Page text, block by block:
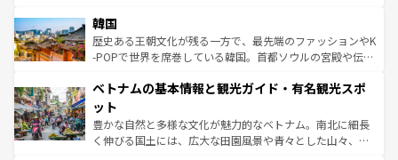
はコンテンツ一覧
いる。アクティビティも充実しており、サーフィンやダイ
ビング、ハイキングなど、アウトドア好きにはたまらな
い。オーストラリアの多彩な魅力を存分に味わいつくそ
参照してほしい。
ン）、静ひつな山岳地帯である台湾東部など、都市の喧騒
と山間の静けさが共存しており、訪れる人に新しい発見と
驚きをもたらしてくれる。また、奥深い台湾の食文化も魅
容にもいいと評判のスイーツなど、バラエティ豊かな料理
照してほしい。
韓国
歴史ある王朝文化が残る一方で、最先端のファッションやK
-POPで世界を席巻している韓国。首都ソウルの宮殿や伝統
き、地方に足を延ばせば四季折々の自然美を楽しむことが
できる。そして、キムチや焼肉、絶品のストリートフード
まで、さまざまな韓国料理が待っている。夜には、韓国な
らではのナイトライフも堪能できる。あたたかいホスピタ
ベトナムの基本情報と観光ガイド・有名観光スポ
ット
豊かな自然と多様な文化が魅力的なベトナム。南北に細長
く伸びる国土には、広大な田園風景や青々とした山々、世